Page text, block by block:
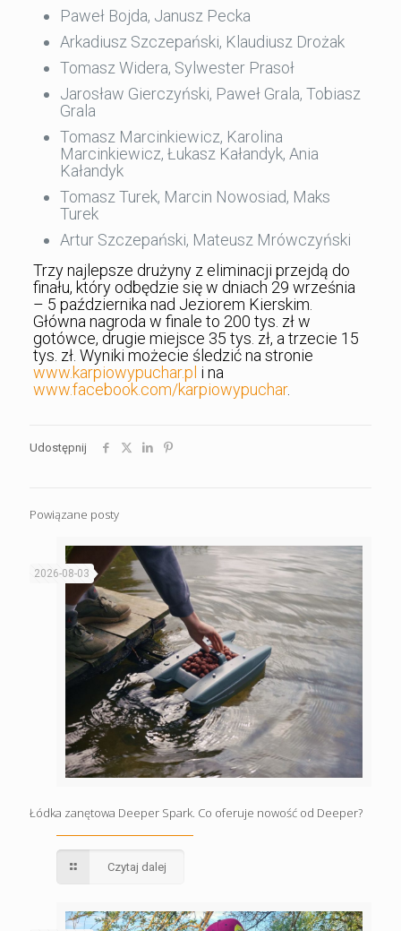
Paweł Bojda, Janusz Pecka
Arkadiusz Szczepański, Klaudiusz Drożak
Tomasz Widera, Sylwester Prasoł
Jarosław Gierczyński, Paweł Grala, Tobiasz
Grala
Tomasz Marcinkiewicz, Karolina
Marcinkiewicz, Łukasz Kałandyk, Ania
Kałandyk
Tomasz Turek, Marcin Nowosiad, Maks
Turek
Artur Szczepański, Mateusz Mrówczyński
Trzy najlepsze drużyny z eliminacji przejdą do
finału, który odbędzie się w dniach 29 września
– 5 października nad Jeziorem Kierskim.
Główna nagroda w finale to 200 tys. zł w
gotówce, drugie miejsce 35 tys. zł, a trzecie 15
tys. zł. Wyniki możecie śledzić na stronie
www.karpiowypuchar.pl i na
www.facebook.com/karpiowypuchar.
Udostępnij
Powiązane posty
2026-08-03
Łódka zanętowa Deeper Spark. Co oferuje nowość od Deeper?
Czytaj dalej